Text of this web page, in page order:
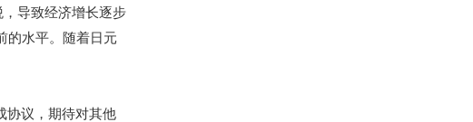
导致经济增长逐步
的水平。随着日元
议，期待对其他